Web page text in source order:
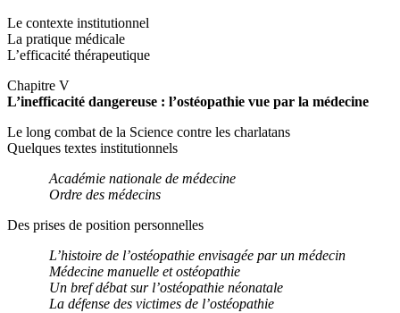
Le contexte institutionnel
La pratique médicale
L’efficacité thérapeutique
Chapitre V
L’inefficacité dangereuse : l’ostéopathie vue par la médecine
Le long combat de la Science contre les charlatans
Quelques textes institutionnels
Académie nationale de médecine
Ordre des médecins
Des prises de position personnelles
L’histoire de l’ostéopathie envisagée par un médecin
Médecine manuelle et ostéopathie
Un bref débat sur l’ostéopathie néonatale
La défense des victimes de l’ostéopathie